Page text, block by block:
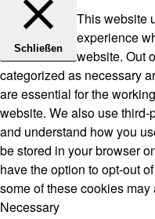
Schließen
This website
experience
website. Out
categorized as necessary
are essential for the
website. We also use
and understand how you
be stored in your browser
have the option to opt-out
some of these cookies
Necessary